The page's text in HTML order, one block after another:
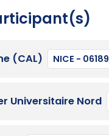
(CAL) NICE - 06189
Universitaire Nord